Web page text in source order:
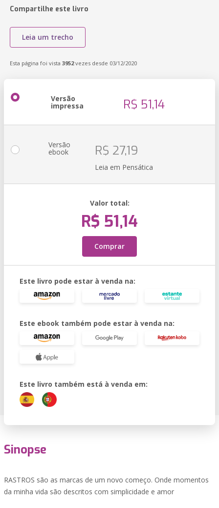
Compartilhe este livro
Leia um trecho
Esta página foi vista 3952vezes desde 03/12/2020
Versão
impressa R$ 51,14
Versão
ebook R$ 27,19
Leia em Pensática
Valor total:
R$ 51,14
Comprar
Este livro pode estar à venda na:
Este ebook também pode estar à venda na:
Este livro também está à venda em:
Sinopse
RASTROS são as marcas de um novo começo. Onde momentos
da minha vida são descritos com simplicidade e amor